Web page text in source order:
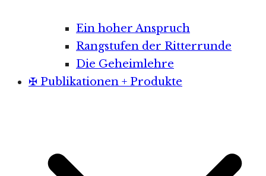
Ein hoher Anspruch
Rangstufen der Ritterrunde
Die Geheimlehre
✠ Publikationen + Produkte